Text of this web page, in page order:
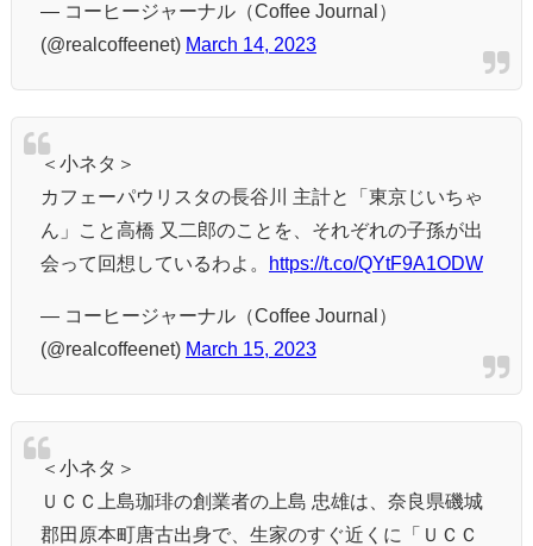
— コーヒージャーナル（Coffee Journal）
(@realcoffeenet) March 14, 2023
＜小ネタ＞
カフェーパウリスタの長谷川 主計と「東京じいちゃ
ん」こと高橋 又二郎のことを、それぞれの子孫が出
会って回想しているわよ。
https://t.co/QYtF9A1ODW
— コーヒージャーナル（Coffee Journal）
(@realcoffeenet) March 15, 2023
＜小ネタ＞
ＵＣＣ上島珈琲の創業者の上島 忠雄は、奈良県磯城
郡田原本町唐古出身で、生家のすぐ近くに「ＵＣＣ